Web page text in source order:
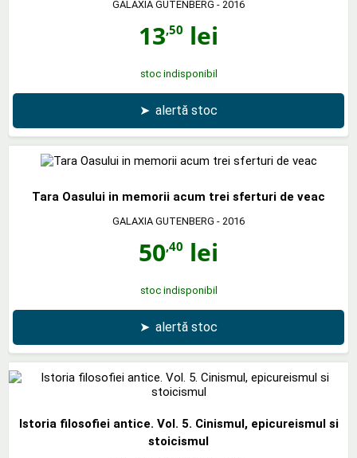
GALAXIA GUTENBERG - 2016
13,50 lei
stoc indisponibil
➤ alertă stoc
Tara Oasului in memorii acum trei sferturi de veac
GALAXIA GUTENBERG - 2016
50,40 lei
stoc indisponibil
➤ alertă stoc
Istoria filosofiei antice. Vol. 5. Cinismul, epicureismul si
stoicismul